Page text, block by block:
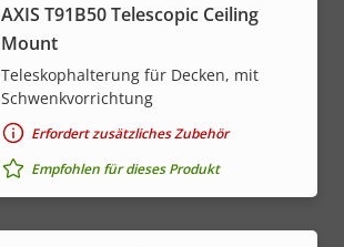
AXIS T91B50 Telescopic Ceiling
Mount
Teleskophalterung für Decken, mit
Schwenkvorrichtung
Erfordert zusätzliches Zubehör
Empfohlen für dieses Produkt